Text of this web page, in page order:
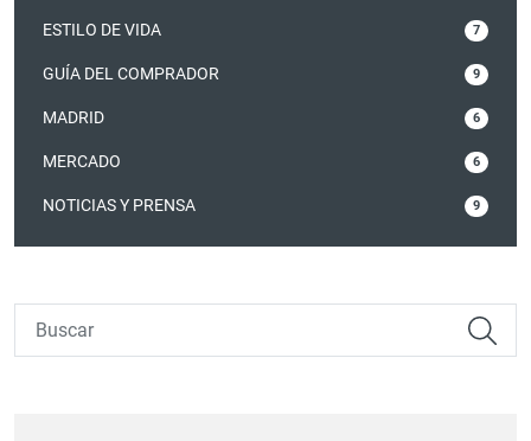
ESTILO DE VIDA 7
GUÍA DEL COMPRADOR 9
MADRID 6
MERCADO 6
NOTICIAS Y PRENSA 9